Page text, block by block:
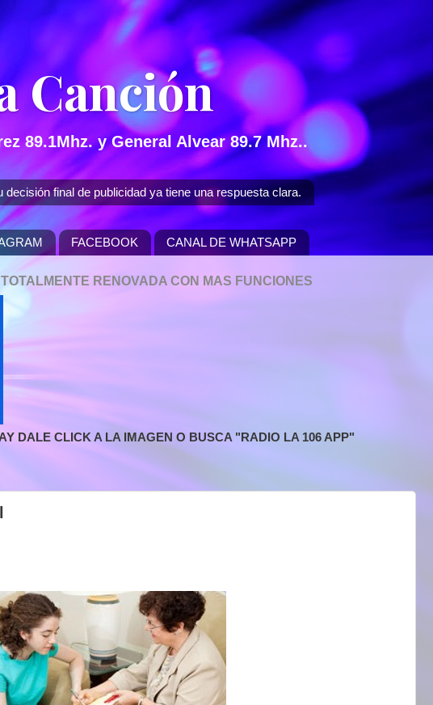
Canción
89.1Mhz. y General Alvear 89.7 Mhz..
final de publicidad ya tiene una respuesta clara.
FACEBOOK CANAL DE WHATSAPP
RENOVADA CON MAS FUNCIONES
DALE CLICK A LA IMAGEN O BUSCA "RADIO LA 106 APP"